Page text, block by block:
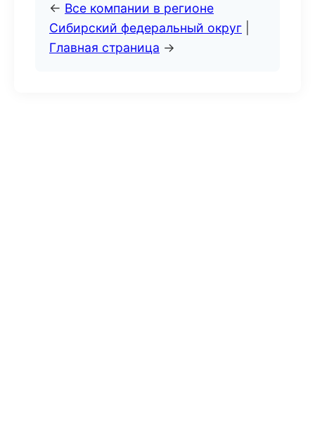
← Все компании в регионе
Сибирский федеральный округ
Главная страница →